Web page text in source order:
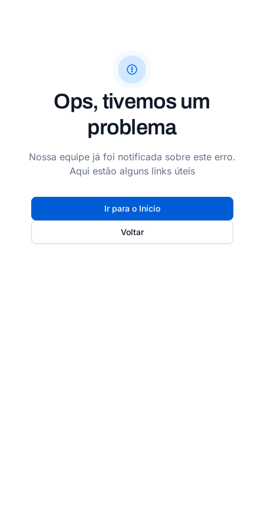
Ops, tivemos um
problema
Nossa equipe já foi notificada sobre este erro.
Aqui estão alguns links úteis
Ir para o Início
Voltar